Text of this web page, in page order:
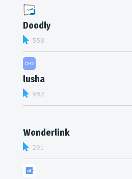
Doodly
558
lusha
982
Wonderlink
291